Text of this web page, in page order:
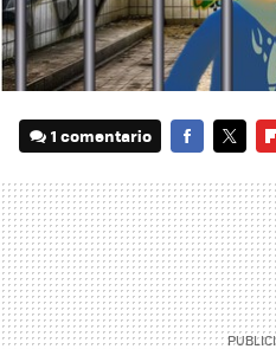
1 comentario